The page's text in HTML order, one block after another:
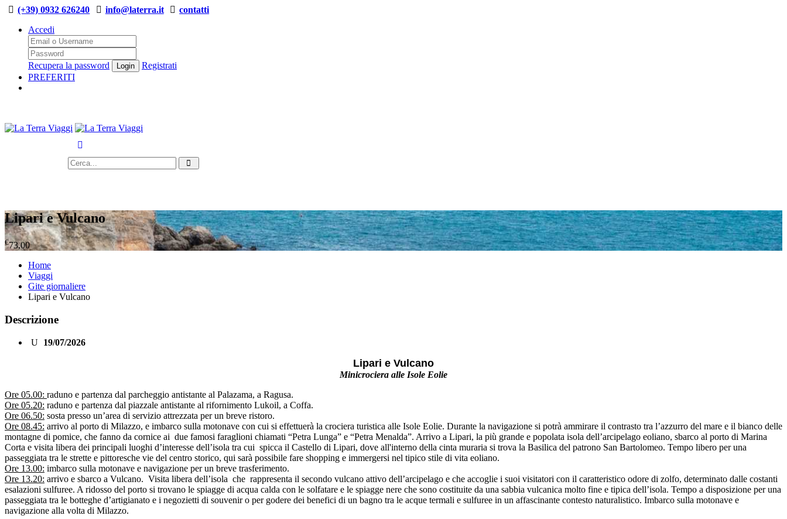
(+39) 0932 626240 info@laterra.it
contatti
Accedi
Recupera la password
Registrati
PREFERITI
Lipari e Vulcano
€73,00
Home
Viaggi
Gite giornaliere
Lipari e Vulcano
Descrizione
19/07/2026
Lipari e Vulcano
Minicrociera alle Isole Eolie
Ore 05.00: raduno e partenza dal parcheggio antistante al Palazama, a Ragusa.
Ore 05.20: raduno e partenza dal piazzale antistante al rifornimento Lukoil, a Coffa.
Ore 06.50: sosta presso un’area di servizio attrezzata per un breve ristoro.
Ore 08.45: arrivo al porto di Milazzo, e imbarco sulla motonave con cui si effettuerà la crociera turistica alle Isole Eolie. Durante la navigazione si potrà ammirare il contrasto tra l’azzurro del mare e il bianco delle
montagne di pomice, che fanno da cornice ai due famosi faraglioni chiamati “Petra Lunga” e “Petra Menalda”. Arrivo a Lipari, la più grande e popolata isola dell’arcipelago eoliano, sbarco al porto di Marina
Corta e visita libera dei principali luoghi d’interesse dell’isola tra cui spicca il Castello di Lipari, dove all'interno della cinta muraria si trova la Basilica del patrono San Bartolomeo. Tempo libero per una
passeggiata tra le strette e pittoresche vie del centro storico, qui sarà possibile fare shopping e immergersi nel tipico stile di vita eoliano.
Ore 13.00: imbarco sulla motonave e navigazione per un breve trasferimento.
Ore 13.20: arrivo e sbarco a Vulcano. Visita libera dell’isola che rappresenta il secondo vulcano attivo dell’arcipelago e che accoglie i suoi visitatori con il caratteristico odore di zolfo, determinato dalle costanti
esalazioni sulfuree. A ridosso del porto si trovano le spiagge di acqua calda con le solfatare e le spiagge nere che sono costituite da una sabbia vulcanica molto fine e tipica dell’isola. Tempo a disposizione per una
passeggiata tra le botteghe d’artigianato e i negozietti di souvenir o per godere dei benefici di un bagno tra le acque termali e sulfuree in un affascinante contesto naturalistico. Imbarco sulla motonave e
navigazione alla volta di Milazzo.